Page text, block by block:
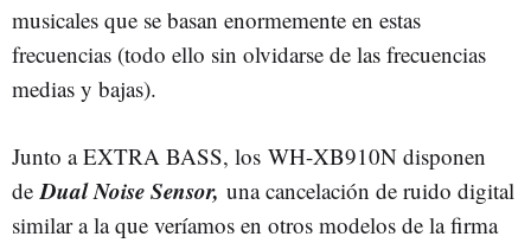
musicales que se basan enormemente en estas
frecuencias (todo ello sin olvidarse de las frecuencias
medias y bajas).
Junto a EXTRA BASS, los WH-XB910N disponen
deDual Noise Sensor, una cancelación de ruido digital
similar a la que veríamos en otros modelos de la firma